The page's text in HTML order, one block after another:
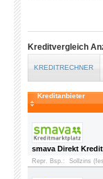
Kreditvergleich
KREDITRECHNER
Kreditanbieter
smava Direkt Kredit
Repr. Bsp.: Sollzins